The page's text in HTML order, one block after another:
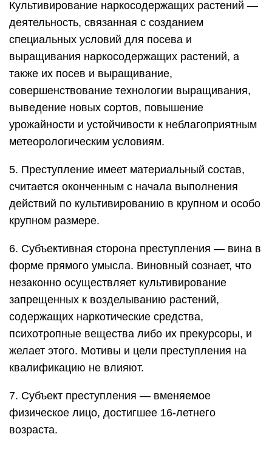
Культивирование наркосодержащих растений —
деятельность, связанная с созданием
специальных условий для посева и
выращивания наркосодержащих растений, а
также их посев и выращивание,
совершенствование технологии выращивания,
выведение новых сортов, повышение
урожайности и устойчивости к неблагоприятным
метеорологическим условиям.
5. Преступление имеет материальный состав,
считается оконченным с начала выполнения
действий по культивированию в крупном и особо
крупном размере.
6. Субъективная сторона преступления — вина в
форме прямого умысла. Виновный сознает, что
незаконно осуществляет культивирование
запрещенных к возделыванию растений,
содержащих наркотические средства,
психотропные вещества либо их прекурсоры, и
желает этого. Мотивы и цели преступления на
квалификацию не влияют.
7. Субъект преступления — вменяемое
физическое лицо, достигшее 16-летнего
возраста.